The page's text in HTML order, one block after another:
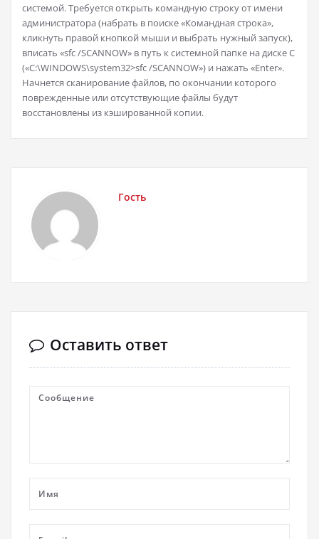
системой. Требуется открыть командную строку от имени
администратора (набрать в поиске «Командная строка»,
кликнуть правой кнопкой мыши и выбрать нужный запуск),
вписать «sfc /SCANNOW» в путь к системной папке на диске C
(«C:\WINDOWS\system32>sfc /SCANNOW») и нажать «Enter».
Начнется сканирование файлов, по окончании которого
поврежденные или отсутствующие файлы будут
восстановлены из кэшированной копии.
Гость
Оставить ответ